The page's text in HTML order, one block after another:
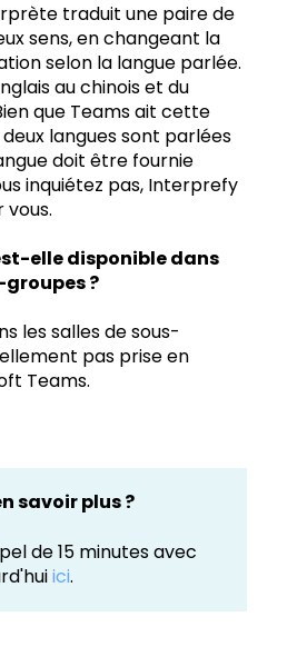
traduit une paire de
sens, en changeant la
selon la langue parlée.
au chinois et du
que Teams ait cette
langues sont parlées
doit être fournie
inquiétez pas, Interprefy
elle disponible dans
groupes ?
les salles de sous-
pas prise en
Teams.
savoir plus ?
de 15 minutes avec
ici.